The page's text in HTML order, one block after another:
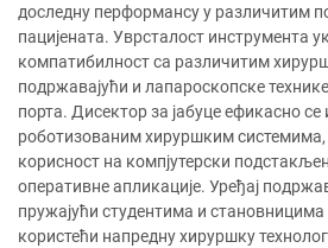
доследну перформансу у различитим
пацијената. Уврсталост инструмента
компатибилност са различитим
подржавајући и лапароскопске
порта. Дисектор за јабуце ефикасно се
роботизованим хируршким системима,
корисност на компјутерски
оперативне апликације. Уређај
пружајући студентима и
користећи напредну хируршку